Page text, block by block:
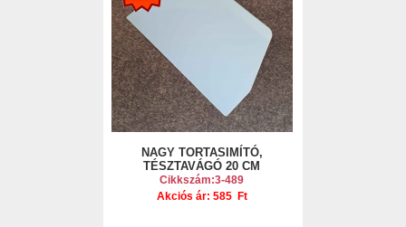
NAGY TORTASIMÍTÓ,
TÉSZTAVÁGÓ 20 CM
Cikkszám:3-489
Akciós ár: 585 Ft